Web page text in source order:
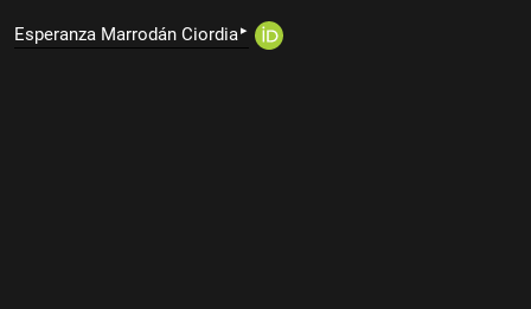
Esperanza Marrodán Ciordia▸